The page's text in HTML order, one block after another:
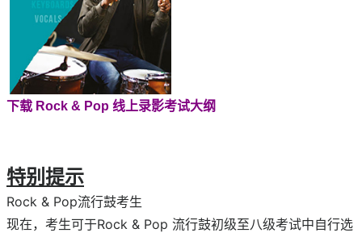
下载 Rock & Pop 线上录影考试大纲
特别提示
Rock & Pop流行鼓考生
现在，考生可于Rock & Pop 流行鼓初级至八级考试中自行选